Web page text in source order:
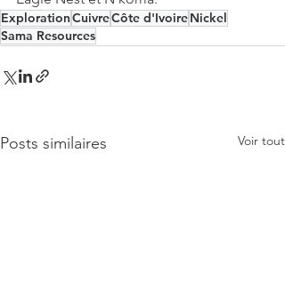
ExplorationCuivreCôte d'IvoireNickel
Sama Resources
Posts similaires Voir tout